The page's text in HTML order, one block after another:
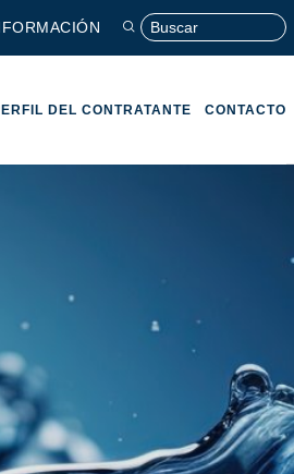
DEL CONTRATANTE CONTACTO